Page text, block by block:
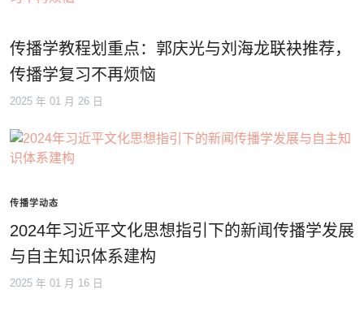
传播学教程划重点：郭庆光与刘海龙联袂推荐，
传播学复习不再烦恼
2025 年 01 月 26 日
传播学动态
2024年习近平文化思想指引下的新闻传播学发展
与自主知识体系建构
2025 年 01 月 16 日